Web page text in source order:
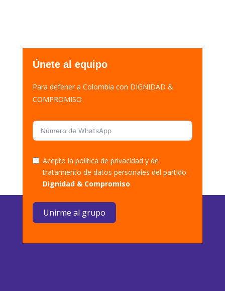
Únete al equipo
Para defener a Colombia con DIGNIDAD &
COMPROMISO
Acepto la política de privacidad y de
tratamiento de datos personales del partido
Dignidad & Compromiso
Unirme al grupo